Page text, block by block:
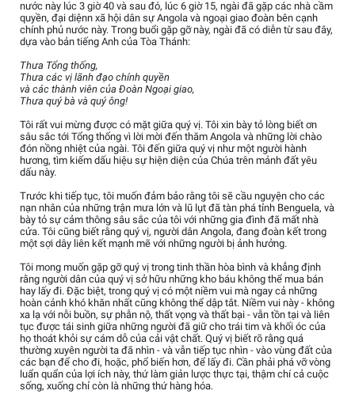
nước này lúc 3 giờ 40 và sau đó, lúc 6 giờ 15, ngài đã gặp các nhà cầm
quyền, đại diệnn xã hội dân sự Angola và ngoại giao đoàn bên cạnh
chính phủ nước này. Trong buổi gặp gỡ này, ngài đã có diễn từ sau đây,
dựa vào bản tiếng Anh của Tòa Thánh:
Thưa Tổng thống,
Thưa các vị lãnh đạo chính quyền
và các thành viên của Đoàn Ngoại giao,
Thưa quý bà và quý ông!
Tôi rất vui mừng được có mặt giữa quý vị. Tôi xin bày tỏ lòng biết ơn
sâu sắc tới Tổng thống vì lời mời đến thăm Angola và những lời chào
đón nồng nhiệt của ngài. Tôi đến giữa quý vị như một người hành
hương, tìm kiếm dấu hiệu sự hiện diện của Chúa trên mảnh đất yêu
dấu này.
Trước khi tiếp tục, tôi muốn đảm bảo rằng tôi sẽ cầu nguyện cho các
nạn nhân của những trận mưa lớn và lũ lụt đã tàn phá tỉnh Benguela, và
bày tỏ sự cảm thông sâu sắc của tôi với những gia đình đã mất nhà
cửa. Tôi cũng biết rằng quý vị, người dân Angola, đang đoàn kết trong
một sợi dây liên kết mạnh mẽ với những người bị ảnh hưởng.
Tôi mong muốn gặp gỡ quý vị trong tinh thần hòa bình và khẳng định
rằng người dân của quý vị sở hữu những kho báu không thể mua bán
hay lấy đi. Đặc biệt, trong quý vị có một niềm vui mà ngay cả những
hoàn cảnh khó khăn nhất cũng không thể dập tắt. Niềm vui này - không
xa lạ với nỗi buồn, sự phẫn nộ, thất vọng và thất bại - vẫn tồn tại và liên
tục được tái sinh giữa những người đã giữ cho trái tim và khối óc của
họ thoát khỏi sự cám dỗ của cải vật chất. Quý vị biết rõ rằng quá
thường xuyên người ta đã nhìn - và vẫn tiếp tục nhìn - vào vùng đất của
các bạn để cho đi, hoặc, phổ biến hơn, để lấy đi. Cần phải phá vỡ vòng
luẩn quẩn của lợi ích này, thứ làm giản lược thực tại, thậm chí cả cuộc
sống, xuống chỉ còn là những thứ hàng hóa.